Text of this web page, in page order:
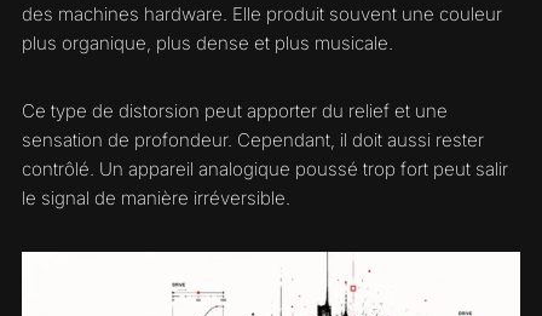
des machines hardware. Elle produit souvent une couleur
plus organique, plus dense et plus musicale.
Ce type de distorsion peut apporter du relief et une
sensation de profondeur. Cependant, il doit aussi rester
contrôlé. Un appareil analogique poussé trop fort peut salir
le signal de manière irréversible.